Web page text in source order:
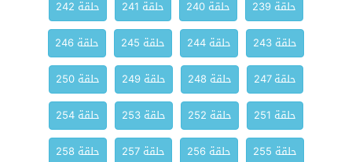
حلقة 239
حلقة 240 حلقة 241
حلقة 242
حلقة 243
حلقة 244 حلقة 245
حلقة 246
حلقة 247
حلقة 248 حلقة 249
حلقة 250
حلقة 251
حلقة 252 حلقة 253
حلقة 254
حلقة 255
حلقة 256 حلقة 257
حلقة 258